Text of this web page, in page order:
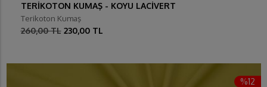
TERİKOTON KUMAŞ - KOYU LACİVERT
Terikoton Kumaş
260,00 TL 230,00 TL
%12